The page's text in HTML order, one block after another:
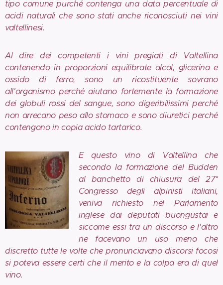
tipo comune purché contenga una data percentuale di
acidi naturali che sono stati anche riconosciuti nei vini
valtellinesi.
Al dire dei competenti i vini pregiati di Valtellina
contenendo in proporzioni equilibrate alcol, glicerina e
ossido di ferro, sono un ricostituente sovrano
all'organismo perché aiutano fortemente la formazione
dei globuli rossi del sangue, sono digeribilissimi perché
non arrecano peso allo stomaco e sono diuretici perché
contengono in copia acido tartarico.
E questo vino di Valtellina che
secondo la formazione del Budden
al banchetto di chiusura del 27°
Congresso degli alpinisti italiani,
veniva richiesto nel Parlamento
inglese dai deputati buongustai e
siccome essi tra un discorso e l'altro
ne facevano un uso meno che
discretto tutte le volte che pronunciavano discorsi focosi
si poteva essere certi che il merito e la colpa era di quel
vino.